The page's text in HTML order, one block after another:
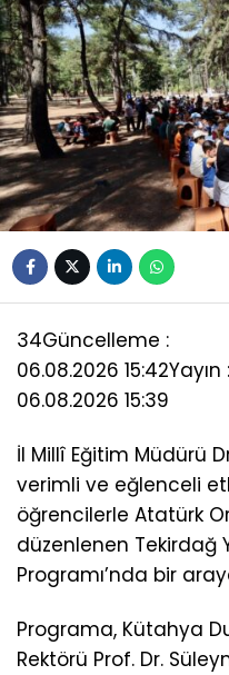
34Güncelleme :
06.08.2026 15:42Yayın :
06.08.2026 15:39
İl Millî Eğitim Müdürü
verimli ve eğlenceli
öğrencilerle Atatürk
düzenlenen Tekirdağ
Programı’nda bir
Programa, Kütahya
Rektörü Prof. Dr.